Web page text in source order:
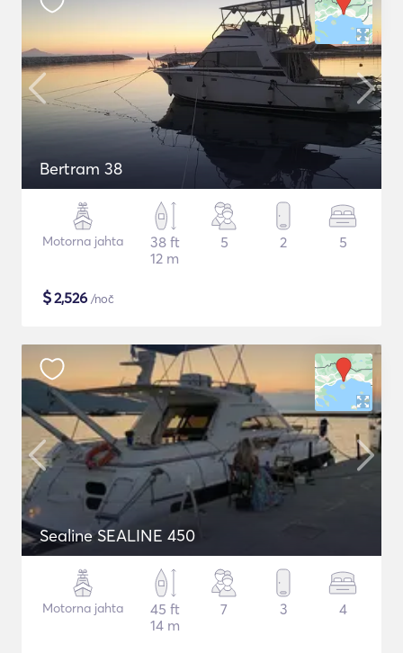
Bertram 38
Motorna jahta
38 ft
12 m
5 2 5
$2,526 /noč
Sealine SEALINE 450
Motorna jahta
45 ft
14 m
7 3 4